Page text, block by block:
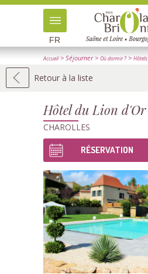
FR
Accueil> Séjourner> Où dormir ? > Hôtels
Retour à la liste
Hôtel du Lion d'Or
CHAROLLES
RÉSERVATION